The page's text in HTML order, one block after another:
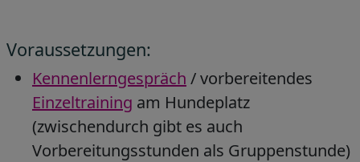
Voraussetzungen:
Kennenlerngespräch / vorbereitendes
Einzeltraining am Hundeplatz
(zwischendurch gibt es auch
Vorbereitungsstunden als Gruppenstunde)